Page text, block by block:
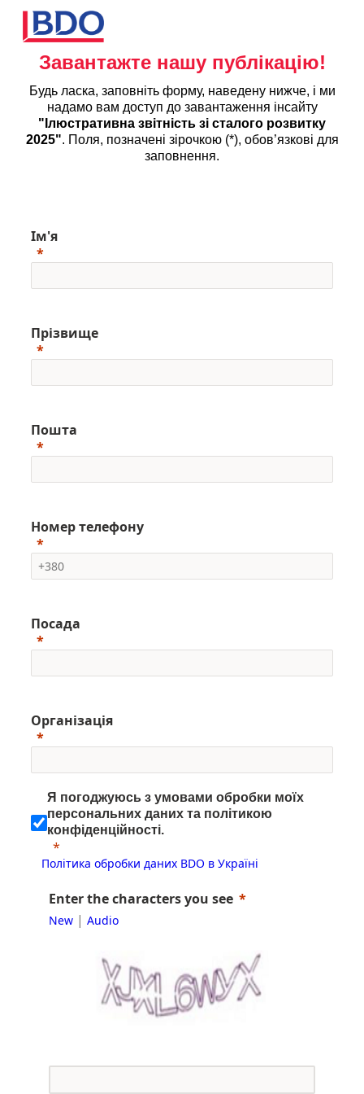
Завантажте нашу публікацію!
Будь ласка, заповніть форму, наведену нижче, і ми
надамо вам доступ до завантаження інсайту
" Ілюстративна звітність зі сталого розвитку
2025". Поля, позначені зірочкою (*), обов’язкові для
заповнення.
Ім'я
Прізвище
Пошта
Номер телефону
Посада
Організація
Я погоджуюсь з умовами обробки моїх
персональних даних та політикою
конфіденційності.
Політика обробки даних BDO в Україні
Enter the characters you see
New | Audio